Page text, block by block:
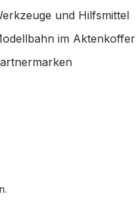
und Hilfsmittel
im Aktenkoffer